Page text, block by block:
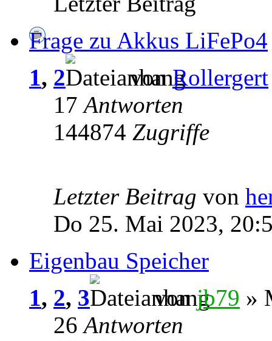
Frage zu Akkus LiFePo4
1, 2 vonRollergert
17Antworten
144874 Zugriffe
Letzter Beitrag von
Do 25. Mai 2023,
Eigenbau Speicher
1, 2, 3 vonjb79 »
26Antworten